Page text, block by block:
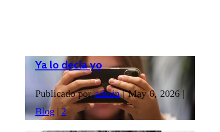
Ya lo decía yo
Publicado poradmin|May 6, 2026|
Blog | 2